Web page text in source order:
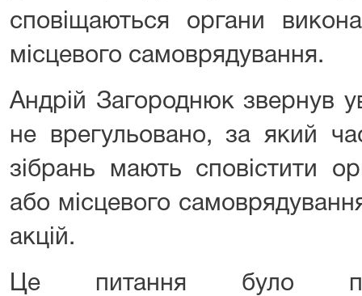
сповіщаються органи
місцевого самоврядування.
Андрій Загороднюк звернув
не врегульовано, за який
зібрань мають сповістити
або місцевого
акцій.
Це питання було